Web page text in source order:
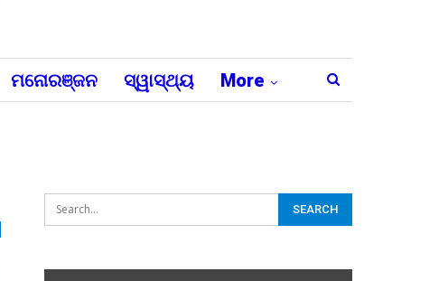
ମନୋରଞ୍ଜନ ସ୍ୱାସ୍ଥ୍ୟ More